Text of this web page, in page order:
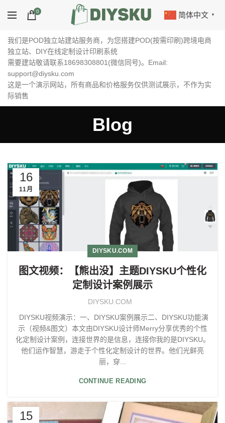
0 简体中文 ▼
我们是POD独立站建站服务商，为您搭建POD(按需印刷)跨境电商
独立站、DIY在线定制设计印刷系统
需要建站敬请联系18698308801(微信同号)。Email:
support@diysku.com
这是一个演示网站，所有商品和价格服务仅供测试展示，不作为实
际销售
Blog
16
11月
DIYSKU.COM
图文视频：【熊出没】主题DIYSKU个性化
定制设计案例展示
DIYSKU.COM
DIYSKU视频演示：一、DIYSKU案例展示二、DIYSKU功能演
示（视频&图文）本文由DIYSKU设计师Merry分享优秀的个性
化定制设计案例，连接世界的是信息，连接你我的是DIYSKU。
他们运作智慧，游走于个性化定制设计的世界。他们光鲜亮
丽，穿...
CONTINUE READING
15